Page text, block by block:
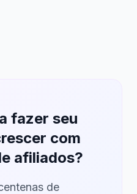
fazer seu
com
afiliados?
de